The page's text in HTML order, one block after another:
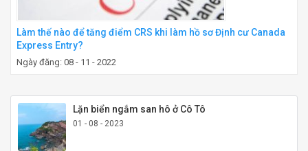
Làm thế nào để tăng điểm CRS khi làm hồ sơ Định cư Canada
Express Entry?
Ngày đăng: 08 - 11 - 2022
Lặn biển ngắm san hô ở Cô Tô
01 - 08 - 2023